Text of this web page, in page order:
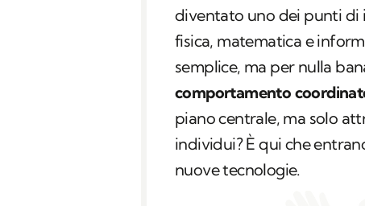
diventato uno dei punti di
fisica, matematica e
semplice, ma per nulla
comportamento
piano centrale, ma solo
individui? È qui che
nuove tecnologie.